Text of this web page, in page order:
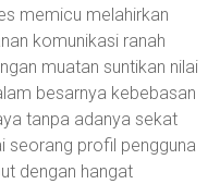
memicu melahirkan
komunikasi ranah
muatan suntikan nilai
besarnya kebebasan
tanpa adanya sekat
seorang profil pengguna
dengan hangat